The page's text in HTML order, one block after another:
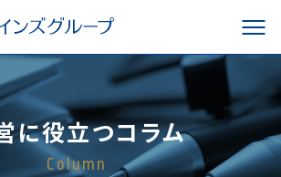
に役立つコラム
Column